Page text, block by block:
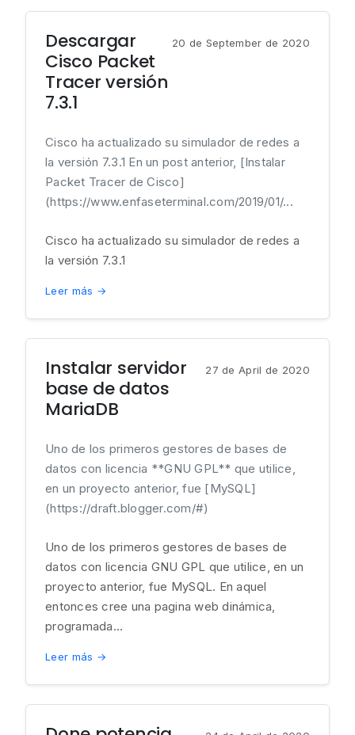
Descargar
Cisco Packet
Tracer versión
7.3.1
20 de September de 2020
Cisco ha actualizado su simulador de redes a
la versión 7.3.1 En un post anterior, [Instalar
Packet Tracer de Cisco]
(https://www.enfaseterminal.com/2019/01/...
Cisco ha actualizado su simulador de redes a
la versión 7.3.1
Leer más →
Instalar servidor
base de datos
MariaDB
27 de April de 2020
Uno de los primeros gestores de bases de
datos con licencia **GNU GPL** que utilice,
en un proyecto anterior, fue [MySQL]
(https://draft.blogger.com/#)
Uno de los primeros gestores de bases de
datos con licencia GNU GPL que utilice, en un
proyecto anterior, fue MySQL. En aquel
entonces cree una pagina web dinámica,
programada...
Leer más →